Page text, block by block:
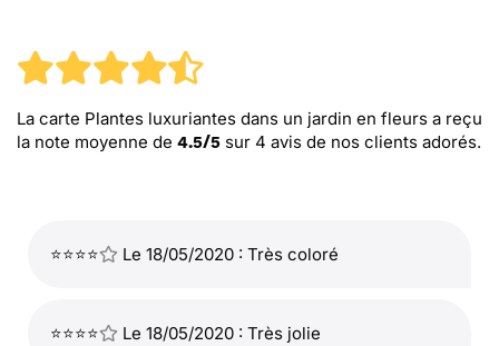
La carte Plantes luxuriantes dans un jardin en fleurs a reçu
la note moyenne de 4.5/5 sur 4 avis de nos clients adorés.
⭐⭐⭐⭐ Le 18/05/2020 : Très coloré
⭐⭐⭐⭐ Le 18/05/2020 : Très jolie